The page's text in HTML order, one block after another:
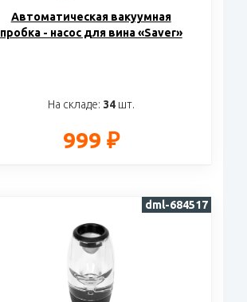
Автоматическая вакуумная
пробка - насос для вина «Saver»
На складе: 34шт.
999 ₽
dml-684517